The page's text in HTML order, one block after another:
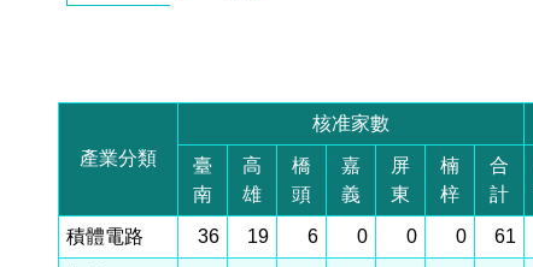
產業分類
核准家數
臺
南
高
雄
橋
頭
嘉
義
屏
東
楠
梓
合
計
積體電路 36 19 6 0 0 0 61